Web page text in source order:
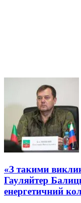
«З такими
Гауляйтер
енергетичний